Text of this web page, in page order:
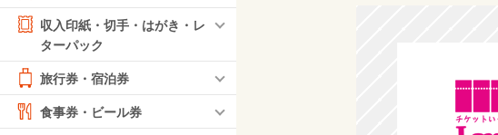
収入印紙・切手・はがき・レ
ターパック
旅行券・宿泊券
食事券・ビール券